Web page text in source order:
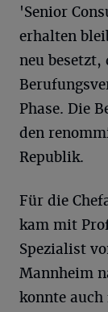
'Senior
erhalten
neu
Phase. Die
den
Republik.
Für die
kam mit
Spezialist
Mannheim
konnte